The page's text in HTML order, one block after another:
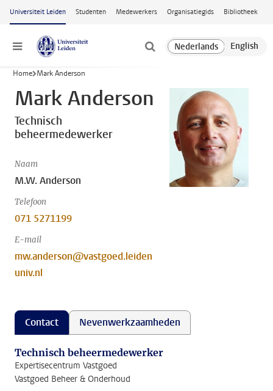
Ga naar hoofdinhoud
Universiteit Leiden Studenten Medewerkers Organisatiegids Bibliotheek
Menu
Home Mark Anderson
Mark Anderson
Technisch
beheermedewerker
Naam
M.W. Anderson
Telefoon
071 5271199
E-mail
mw.anderson@vastgoed.leiden
univ.nl
Contact Nevenwerkzaamheden
Technisch beheermedewerker
Expertisecentrum Vastgoed
Vastgoed Beheer & Onderhoud